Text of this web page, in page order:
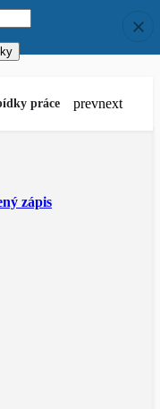
práce prevnext